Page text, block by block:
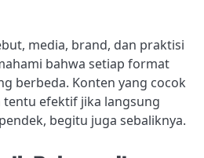
media, brand, dan praktisi
bahwa setiap format
berbeda. Konten yang cocok
tentu efektif jika langsung
begitu juga sebaliknya.